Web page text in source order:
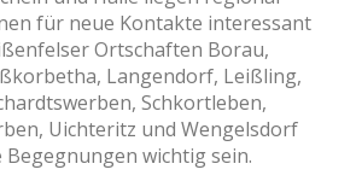
für neue Kontakte interessant
Ortschaften Borau,
Langendorf, Leißling,
Schkortleben,
Uichteritz und Wengelsdorf
wichtig sein.